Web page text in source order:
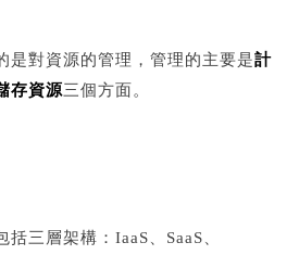
是對資源的管理，管理的主要是計
存資源三個方面。
三層架構：IaaS、SaaS、